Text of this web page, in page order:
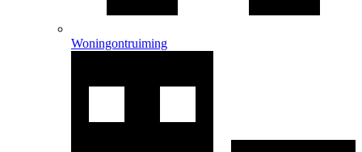
Woningontruiming